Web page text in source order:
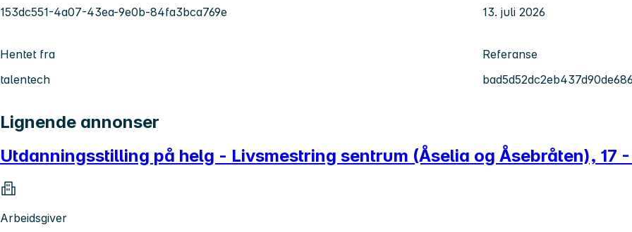
153dc551-4a07-43ea-9e0b-84fa3bca769e
13. juli 2026
Hentet fra
talentech
Referanse
Lignende annonser
Utdanningsstilling på helg - Livsmestring sentrum (Åselia og Åsebråten), 17
Arbeidsgiver